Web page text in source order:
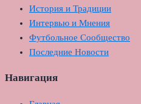
История и Традиции
Интервью и Мнения
Футбольное Сообщество
Последние Новости
Навигация